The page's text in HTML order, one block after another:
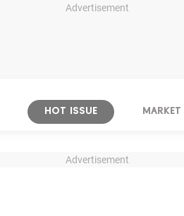
Advertisement
HOT ISSUE
Advertisement